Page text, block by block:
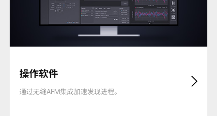
操作软件
通过无缝AFM集成加速发现进程。